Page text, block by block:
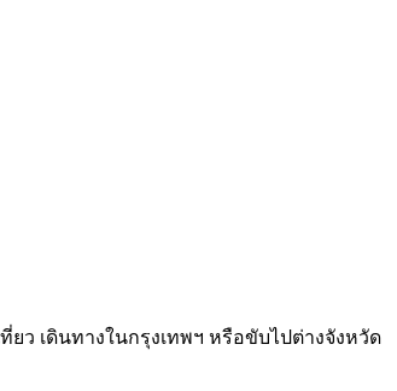
ว เดินทางในกรุงเทพฯ หรือขับไปต่างจังหวัด